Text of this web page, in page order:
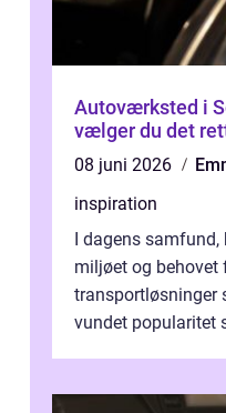
Autoværksted i
vælger du det
08 juni 2026
inspiration
I dagens
miljøet og
transportløsninger
vundet popularitet